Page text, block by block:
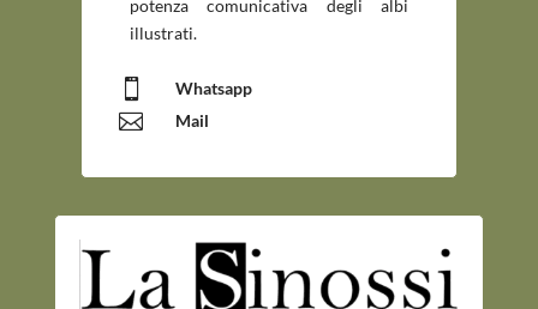
potenza comunicativa degli albi
illustrati.
 Whatsapp
 Mail